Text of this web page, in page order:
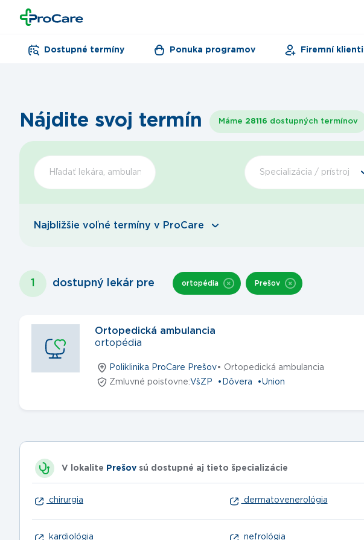
Dostupné termíny Ponuka programov Firemní klienti
Nájdite svoj termín Máme 28116 dostupných termínov
Špecializácia / prístroj
Najbližšie voľné termíny v ProCare
1 dostupný lekár pre ortopédia Prešov
Ortopedická ambulancia
ortopédia
Poliklinika ProCare Prešov• Ortopedická ambulancia
Zmluvné poisťovne:VšZP Dôvera Union
V lokalite Prešov sú dostupné aj tieto špecializácie
chirurgia dermatovenerológia
kardiológia nefrológia